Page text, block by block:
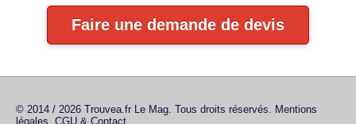
Faire une demande de devis
© 2014 / 2026 Trouvea.fr Le Mag. Tous droits réservés. Mentions
légales, CGU & Contact